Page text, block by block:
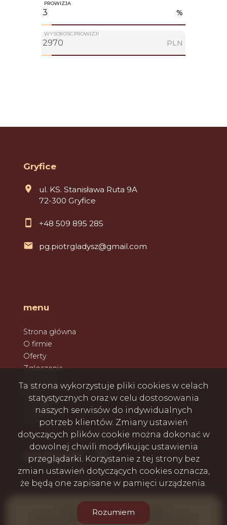
PROWIZJA
%
WYSOKOSC.PROWIZJI
PLN
Gryfice
ul. KS. Stanisława Ruta 9A
72-300 Gryfice
+48 509 895 285
pg.piotrgladysz@gmail.com
menu
Strona główna
O firmie
Oferty
Zgłoszenia
Kontakt
social.media Facebook
GRYF-DOM Piotr Gładysz © 2026
Program dla biur nieruchomości
Galactica Virgo
Ta strona wykorzystuje pliki cookies w celach
statystycznych oraz w celu dostosowania
naszych serwisów do indywidualnych
potrzeb klientów. Zmiany ustawień
dotyczących plików cookie można dokonać w
dowolnej chwili modyfikując ustawienia
przeglądarki. Korzystanie z tej strony bez
zmian ustawień dotyczących cookies oznacza,
że będą one zapisane w pamięci urządzenia.
Rozumiem